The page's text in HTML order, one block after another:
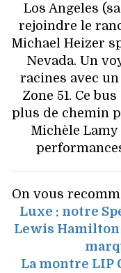
Los Angeles
rejoindre le
Michael Heizer
Nevada. Un
racines avec un
Zone 51. Ce
plus de chemin
Michèle
On vous
Luxe : notre
Lewis Hamilton
La montre LIP